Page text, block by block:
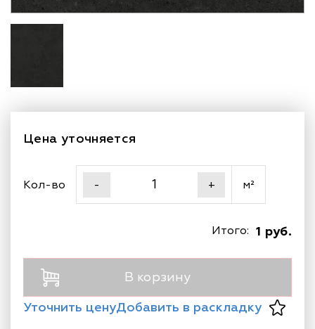
Цена уточняется
Кол-во - + м²
1 руб.
Итого:
В корзину
Уточнить ценуДобавить в раскладку